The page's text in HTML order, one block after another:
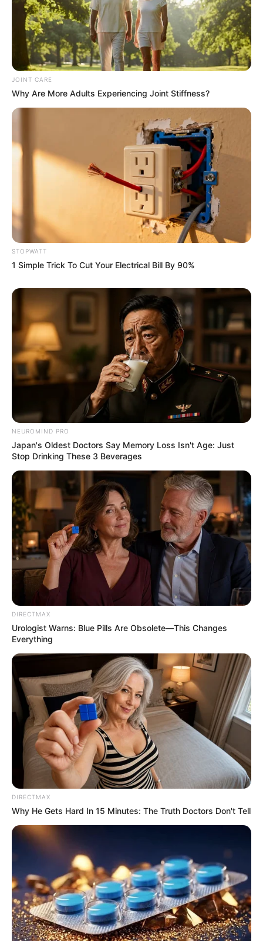
’90s TV Icons Who Faded Out Of Hollywood
BRAINBERRIES
Why everything you thought you knew about water
might be wrong
CTA LOVE
Top 8 Movies Based On Real Life. You Have To Watch
Them!
BRAINBERRIES
10 World Cup 2026 Facts Every Football Fan Should
Know
Why this ordinary drink is the secret to feeling your
best every day
The Insane True Stories Behind Cameron's Biggest
Films
BRAINBERRIES
JOINT CARE
Why Are More Adults Experiencing Joint Stiffness?
STOPWATT
1 Simple Trick To Cut Your Electrical Bill By 90%
NEUROMIND PRO
Japan's Oldest Doctors Say Memory Loss Isn't Age: Just
Stop Drinking These 3 Beverages
DIRECTMAX
Urologist Warns: Blue Pills Are Obsolete—This Changes
Everything
DIRECTMAX
Why He Gets Hard In 15 Minutes: The Truth Doctors Don't Tell